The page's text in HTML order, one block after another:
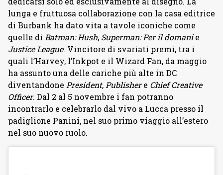
lunga e fruttuosa collaborazione con la casa editrice
di Burbank ha dato vita a tavole iconiche come
quelle di Batman: Hush, Superman: Per il domanie
Justice League. Vincitore di svariati premi, tra i
quali l’Harvey, l’Inkpot e il Wizard Fan, da maggio
ha assunto una delle cariche più alte in DC
diventandone President, Publishere Chief Creative
Officer. Dal 2 al 5 novembre i fan potranno
incontrarlo e celebrarlo dal vivo a Lucca presso il
padiglione Panini, nel suo primo viaggio all’estero
nel suo nuovo ruolo.